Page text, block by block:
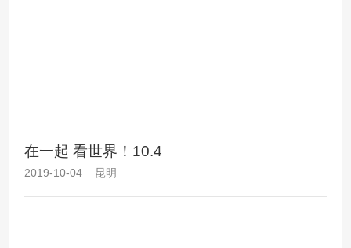
在一起 看世界！10.4
2019-10-04 昆明